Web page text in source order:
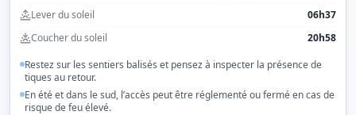
Lever du soleil
06h37
Coucher du soleil
20h58
Restez sur les sentiers balisés et pensez à inspecter la présence de
tiques au retour.
En été et dans le sud, l’accès peut être réglementé ou fermé en cas de
risque de feu élevé.